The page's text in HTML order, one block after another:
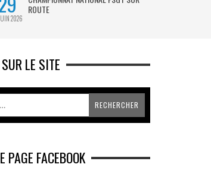
2026
ROUTE
LE SITE
PAGE FACEBOOK